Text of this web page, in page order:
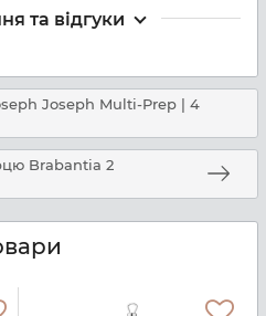
та відгуки
Joseph Multi-Prep | 4
Brabantia 2